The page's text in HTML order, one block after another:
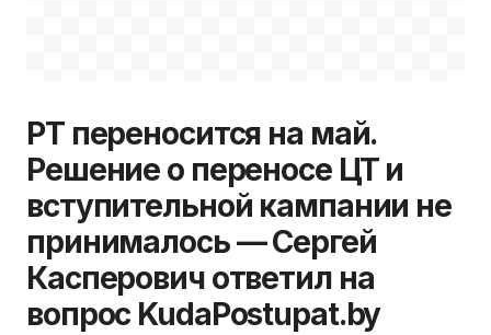
РТ переносится на май.
Решение о переносе ЦТ и
вступительной кампании не
принималось — Сергей
Касперович ответил на
вопрос KudaPostupat.by